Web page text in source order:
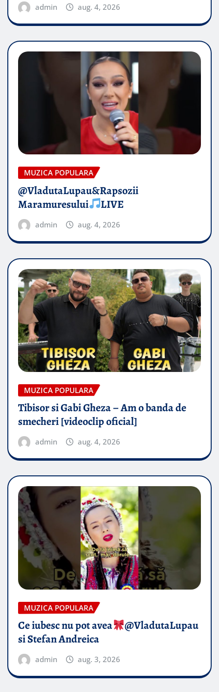
admin aug. 4, 2026
MUZICA POPULARA
@VladutaLupau&Rapsozii
Maramuresului
LIVE
admin aug. 4, 2026
MUZICA POPULARA
Tibisor si Gabi Gheza – Am o banda de
smecheri [videoclip oficial]
admin aug. 4, 2026
MUZICA POPULARA
Ce iubesc nu pot avea
​@VladutaLupau
si Stefan Andreica
admin aug. 3, 2026